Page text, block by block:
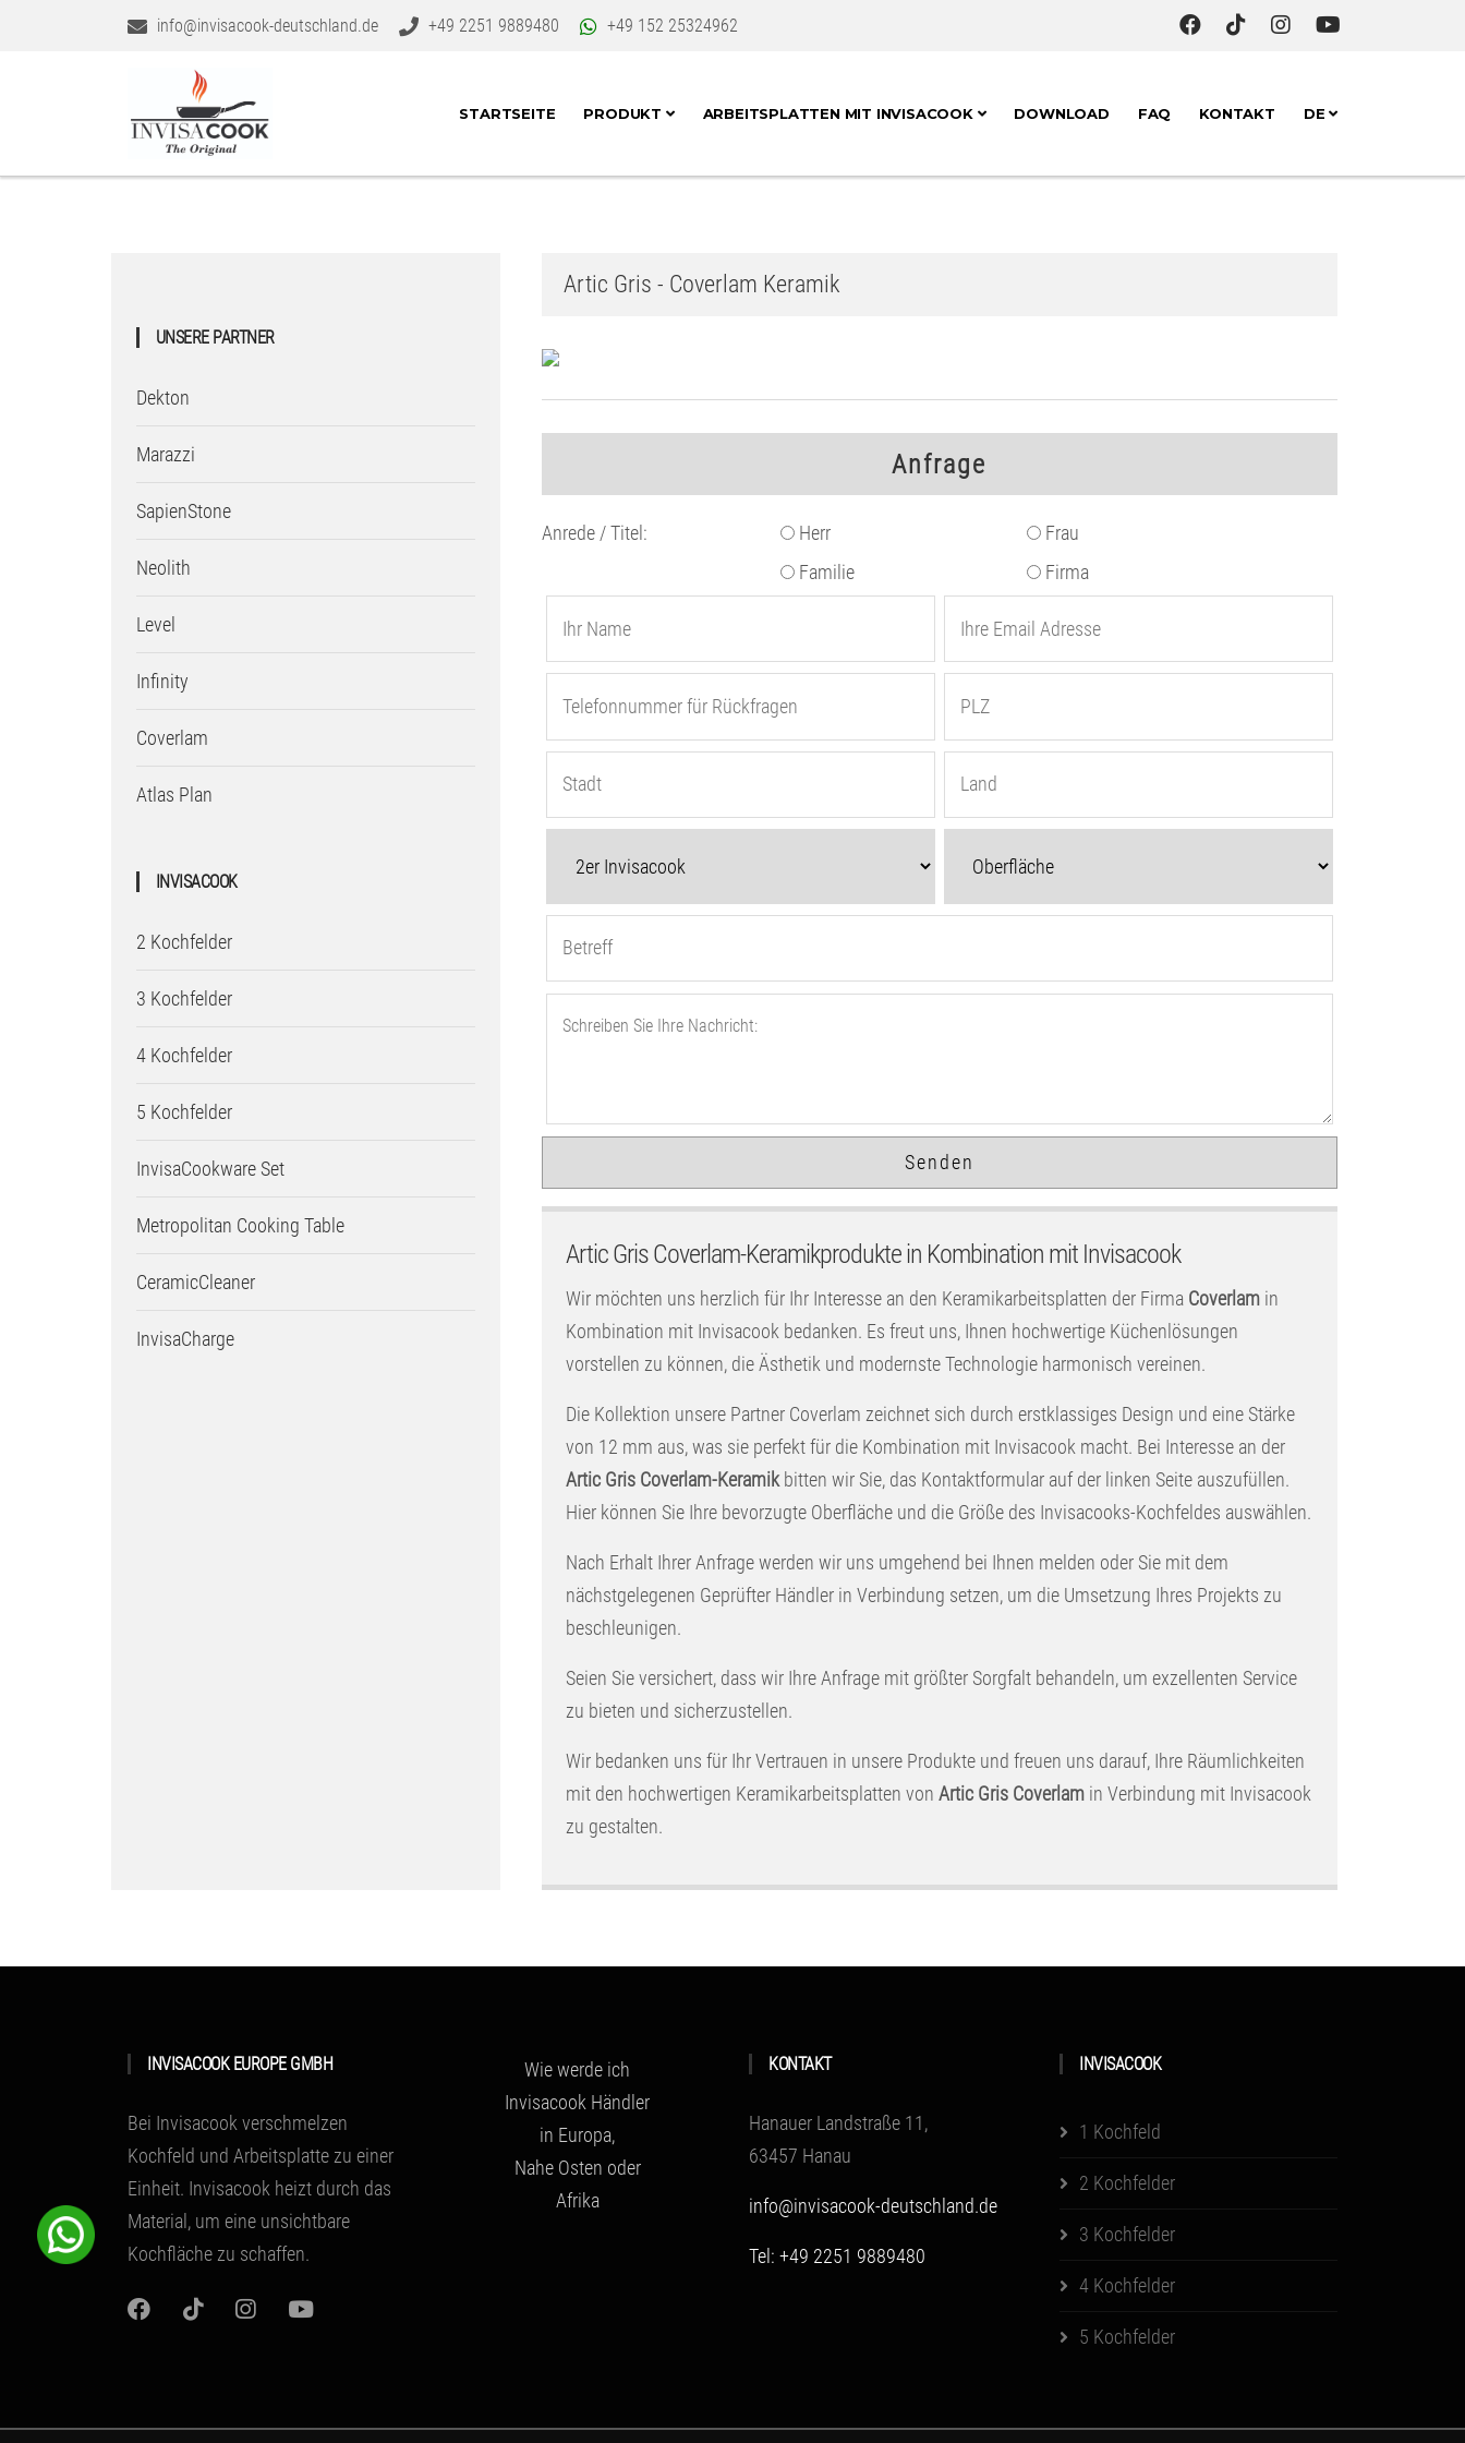
info@invisacook-deutschland.de +49 2251 9889480 +49 152 25324962
STARTSEITE PRODUKT ARBEITSPLATTEN MIT INVISACOOK DOWNLOAD FAQ KONTAKT DE
UNSERE PARTNER
Dekton
Marazzi
SapienStone
Neolith
Level
Infinity
Coverlam
Atlas Plan
INVISACOOK
2 Kochfelder
3 Kochfelder
4 Kochfelder
5 Kochfelder
InvisaCookware Set
Metropolitan Cooking Table
CeramicCleaner
InvisaCharge
Artic Gris - Coverlam Keramik
Anfrage
Anrede / Titel: Herr
Frau
Familie
Firma
Artic Gris Coverlam-Keramikprodukte in Kombination mit Invisacook
Wir möchten uns herzlich für Ihr Interesse an den Keramikarbeitsplatten der Firma Coverlamin
Kombination mit Invisacook bedanken. Es freut uns, Ihnen hochwertige Küchenlösungen
vorstellen zu können, die Ästhetik und modernste Technologie harmonisch vereinen.
Die Kollektion unsere Partner Coverlam zeichnet sich durch erstklassiges Design und eine Stärke
von 12 mm aus, was sie perfekt für die Kombination mit Invisacook macht. Bei Interesse an der
Artic Gris Coverlam-Keramikbitten wir Sie, das Kontaktformular auf der linken Seite auszufüllen.
Hier können Sie Ihre bevorzugte Oberfläche und die Größe des Invisacooks-Kochfeldes auswählen.
Nach Erhalt Ihrer Anfrage werden wir uns umgehend bei Ihnen melden oder Sie mit dem
nächstgelegenen Geprüfter Händler in Verbindung setzen, um die Umsetzung Ihres Projekts zu
beschleunigen.
Seien Sie versichert, dass wir Ihre Anfrage mit größter Sorgfalt behandeln, um exzellenten Service
zu bieten und sicherzustellen.
Wir bedanken uns für Ihr Vertrauen in unsere Produkte und freuen uns darauf, Ihre Räumlichkeiten
mit den hochwertigen Keramikarbeitsplatten von Artic Gris Coverlamin Verbindung mit Invisacook
zu gestalten.
INVISACOOK EUROPE GMBH
Bei Invisacook verschmelzen
Kochfeld und Arbeitsplatte zu einer
Einheit. Invisacook heizt durch das
Material , um eine unsichtbare
Kochfläche zu schaffen.
Wie werde ich
Invisacook Händler
in Europa,
Nahe Osten oder
Afrika
KONTAKT
Hanauer Landstraße 11,
63457 Hanau
info@invisacook-deutschland.de
Tel: +49 2251 9889480
INVISACOOK
1 Kochfeld
2 Kochfelder
3 Kochfelder
4 Kochfelder
5 Kochfelder